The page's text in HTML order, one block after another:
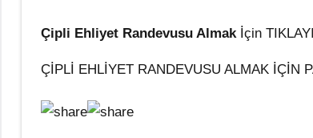
Çipli Ehliyet Randevusu Almakİçin
ÇİPLİ EHLİYET RANDEVUSU ALMAK İÇİN